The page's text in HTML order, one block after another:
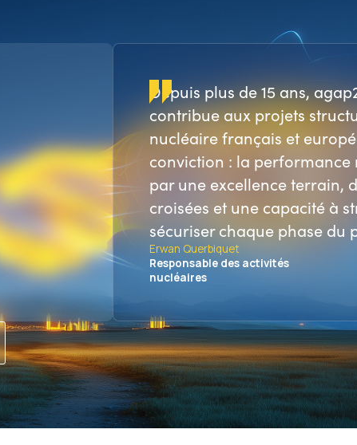
Depuis plus de 15 ans,
contribue aux projets
nucléaire français et
conviction : la performance
par une excellence terrain,
croisées et une capacité à
sécuriser chaque phase du
Erwan Querbiquet
Responsable des activités
nucléaires